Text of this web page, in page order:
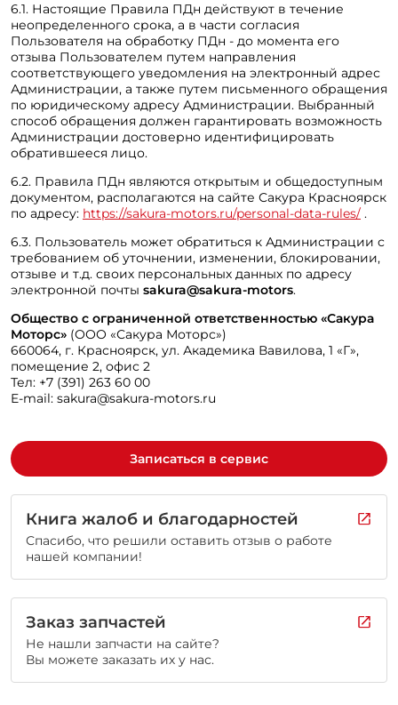
6.1. Настоящие Правила ПДн действуют в течение
неопределенного срока, а в части согласия
Пользователя на обработку ПДн - до момента его
отзыва Пользователем путем направления
соответствующего уведомления на электронный адрес
Администрации, а также путем письменного обращения
по юридическому адресу Администрации. Выбранный
способ обращения должен гарантировать возможность
Администрации достоверно идентифицировать
обратившееся лицо.
6.2. Правила ПДн являются открытым и общедоступным
документом, располагаются на сайте Сакура Красноярск
по адресу: https://sakura-motors.ru/personal-data-rules/ .
6.3. Пользователь может обратиться к Администрации с
требованием об уточнении, изменении, блокировании,
отзыве и т.д. своих персональных данных по адресу
электронной почты sakura@sakura-motors.
Общество с ограниченной ответственностью «Сакура
Моторс» (ООО «Сакура Моторс»)
660064, г. Красноярск, ул. Академика Вавилова, 1 «Г»,
помещение 2, офис 2
Тел: +7 (391) 263 60 00
E-mail: sakura@sakura-motors.ru
Записаться в сервис
Книга жалоб и благодарностей
Спасибо, что решили оставить отзыв о работе
нашей компании!
Заказ запчастей
Не нашли запчасти на сайте?
Вы можете заказать их у нас.